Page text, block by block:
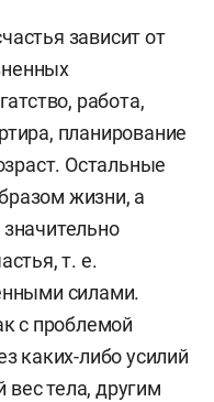
зависит от
работа,
планирование
Остальные
жизни, а
т. е.
силами.
с проблемой
каких-либо усилий
тела, другим